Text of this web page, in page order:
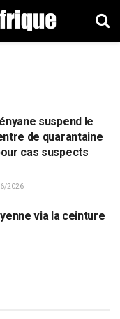
suspend le
de quarantaine
cas suspects
2026
via la ceinture